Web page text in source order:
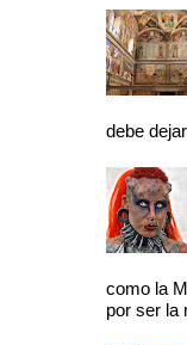
debe
como la
por ser la